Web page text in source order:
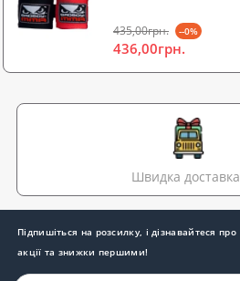
435,00грн. --0%
436,00грн.
Швидка доставка
Підпишіться на розсилку, і дізнавайтеся про
акції та знижки першими!